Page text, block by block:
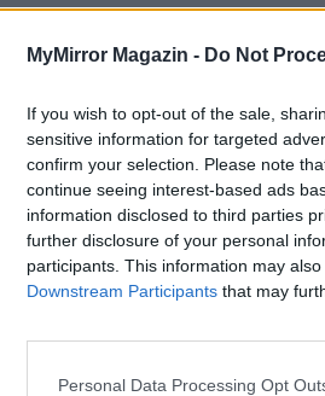
MyMirror Magazin - Do Not
If you wish to opt-out of the sale,
sensitive information for targeted
confirm your selection. Please note
continue seeing interest-based ads
information disclosed to third parties
further disclosure of your personal
participants. This information may
Downstream Participants that may
Personal Data Processing Opt